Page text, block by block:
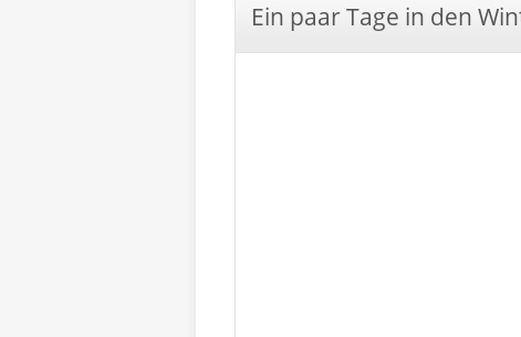
Ein paar Tage in den